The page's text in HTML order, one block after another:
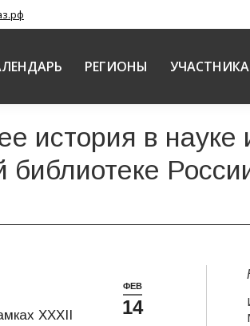
РЕГИОНЫ
история в науке
библиотеке
ФЕВ
14
XXXII